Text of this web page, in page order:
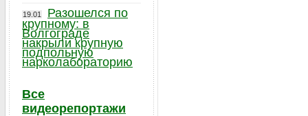
19.01
Разошелся по
крупному: в
Волгограде
накрыли крупную
подпольную
нарколабораторию
Все
видеорепортажи